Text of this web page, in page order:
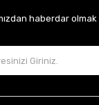
haberdar olmak